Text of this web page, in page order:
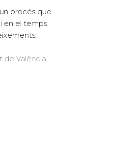
procés que
en el temps.
de València,